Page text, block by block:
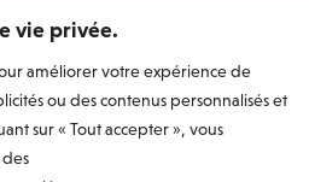
vie privée.
améliorer votre expérience de
ou des contenus personnalisés et
sur « Tout accepter », vous
dédiée à l’estampe
et contemporaine.
nous